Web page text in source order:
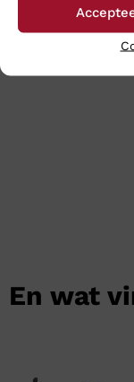
uw aankopen
En wat